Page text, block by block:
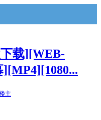
载][WEB-
主